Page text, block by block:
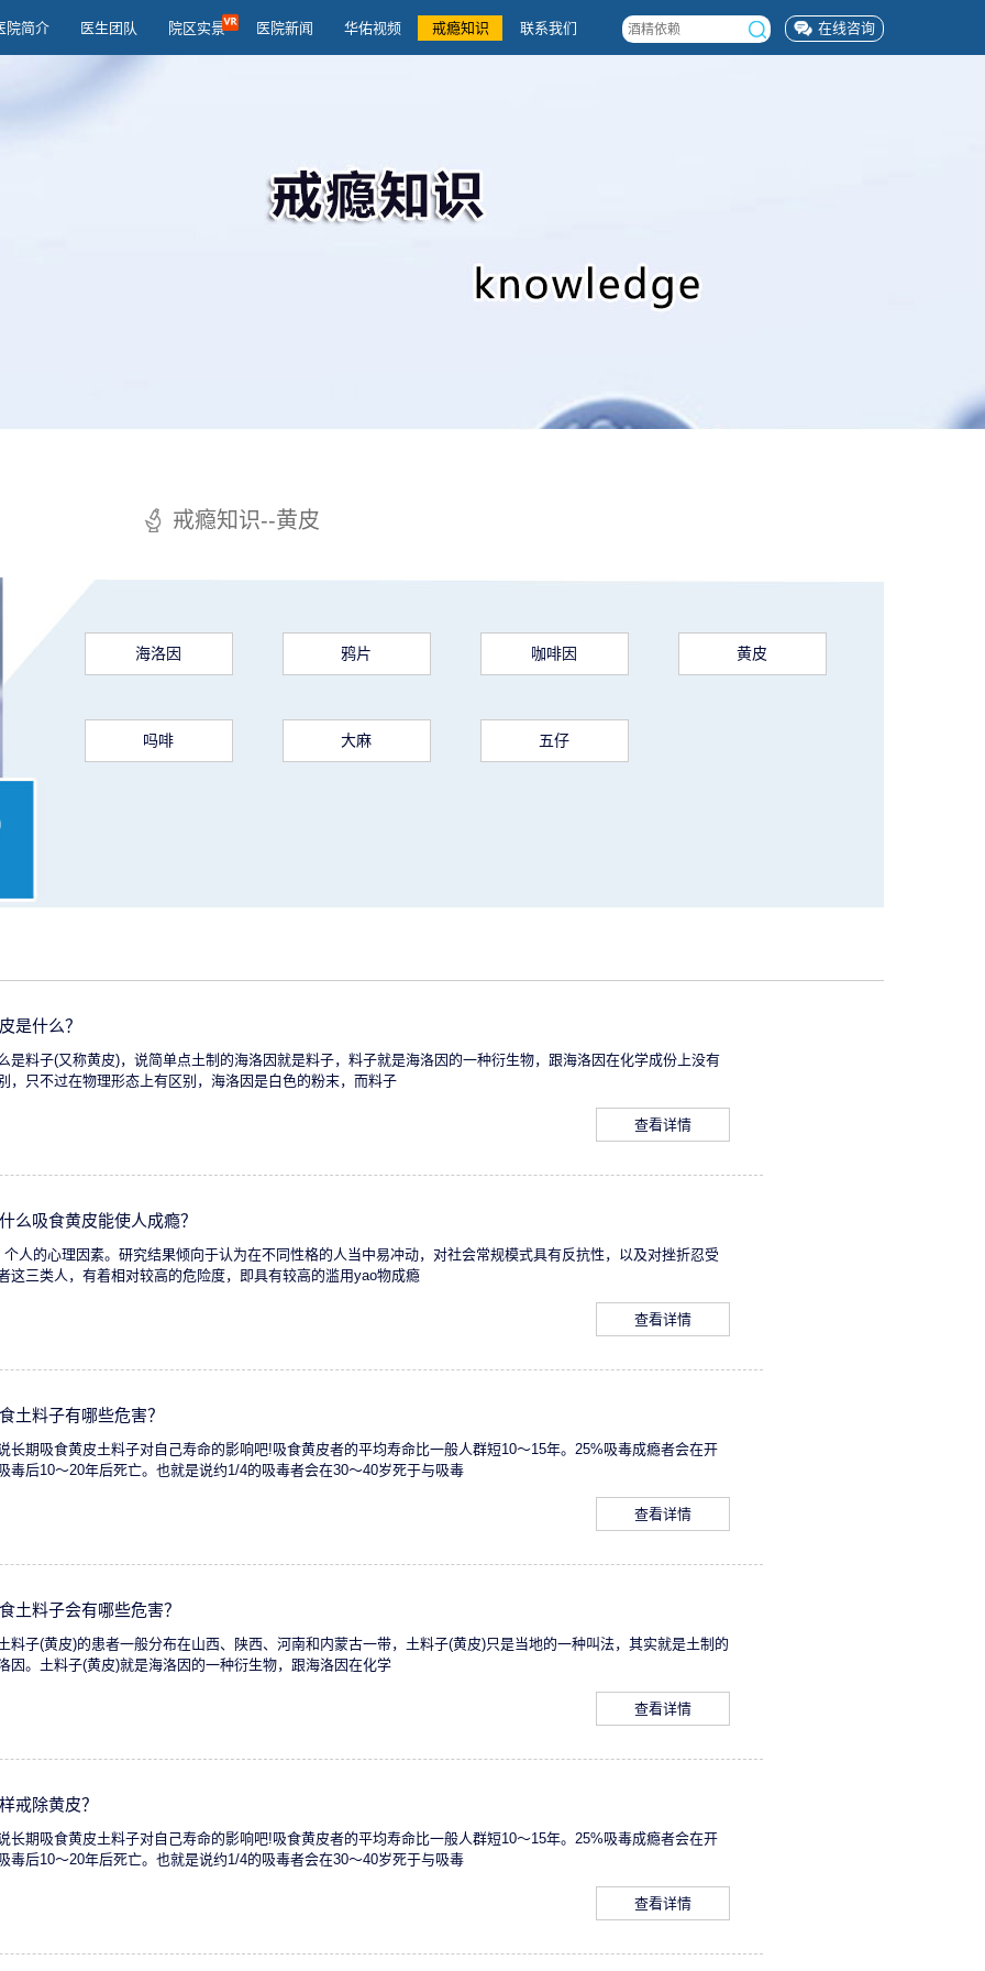
院简介 医生团队 院区实景 医院新闻 华佑视频 戒瘾知识 联系我们 在线咨询
戒瘾知识--黄皮
海洛因 鸦片 咖啡因 黄皮
吗啡 大麻 五仔
是什么？
是料子(又称黄皮)，说简单点土制的海洛因就是料子，料子就是海洛因的一种衍生物，跟海洛因在化学成份上没有
，只不过在物理形态上有区别，海洛因是白色的粉末，而料子
查看详情
么吸食黄皮能使人成瘾？
个人的心理因素。研究结果倾向于认为在不同性格的人当中易冲动，对社会常规模式具有反抗性，以及对挫折忍受
这三类人，有着相对较高的危险度，即具有较高的滥用yao物成瘾
查看详情
土料子有哪些危害？
长期吸食黄皮土料子对自己寿命的影响吧!吸食黄皮者的平均寿命比一般人群短10～15年。25%吸毒成瘾者会在开
毒后10～20年后死亡。也就是说约1/4的吸毒者会在30～40岁死于与吸毒
查看详情
土料子会有哪些危害？
料子(黄皮)的患者一般分布在山西、陕西、河南和内蒙古一带，土料子(黄皮)只是当地的一种叫法，其实就是土制的
因。土料子(黄皮)就是海洛因的一种衍生物，跟海洛因在化学
查看详情
戒除黄皮？
长期吸食黄皮土料子对自己寿命的影响吧!吸食黄皮者的平均寿命比一般人群短10～15年。25%吸毒成瘾者会在开
毒后10～20年后死亡。也就是说约1/4的吸毒者会在30～40岁死于与吸毒
查看详情